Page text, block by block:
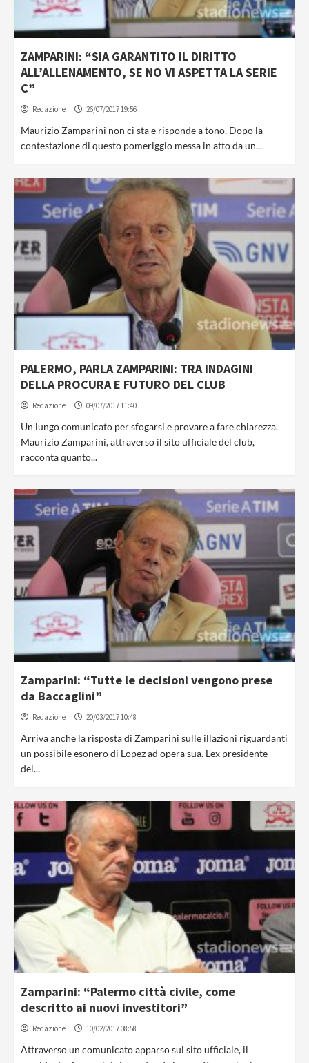
ZAMPARINI: “SIA GARANTITO IL DIRITTO
ALL’ALLENAMENTO, SE NO VI ASPETTA LA SERIE
C”
Redazione 26/07/2017 19:56
Maurizio Zamparini non ci sta e risponde a tono. Dopo la
contestazione di questo pomeriggio messa in atto da un...
PALERMO, PARLA ZAMPARINI: TRA INDAGINI
DELLA PROCURA E FUTURO DEL CLUB
Redazione 09/07/2017 11:40
Un lungo comunicato per sfogarsi e provare a fare chiarezza.
Maurizio Zamparini, attraverso il sito ufficiale del club,
racconta quanto...
Zamparini: “Tutte le decisioni vengono prese
da Baccaglini”
Redazione 20/03/2017 10:48
Arriva anche la risposta di Zamparini sulle illazioni riguardanti
un possibile esonero di Lopez ad opera sua. L'ex presidente
del...
Zamparini: “Palermo città civile, come
descritto ai nuovi investitori”
Redazione 10/02/2017 08:58
Attraverso un comunicato apparso sul sito ufficiale, il